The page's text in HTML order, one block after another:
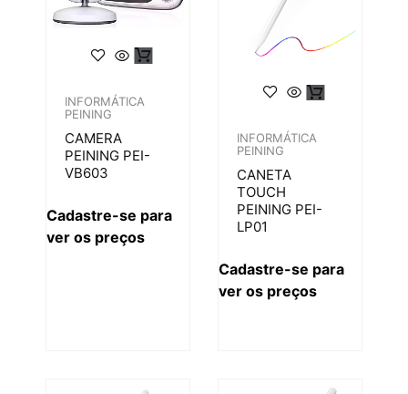
INFORMÁTICA
PEINING
CAMERA
PEINING PEI-
VB603
Cadastre-se para
ver os preços
INFORMÁTICA
PEINING
CANETA
TOUCH
PEINING PEI-
LP01
Cadastre-se para
ver os preços